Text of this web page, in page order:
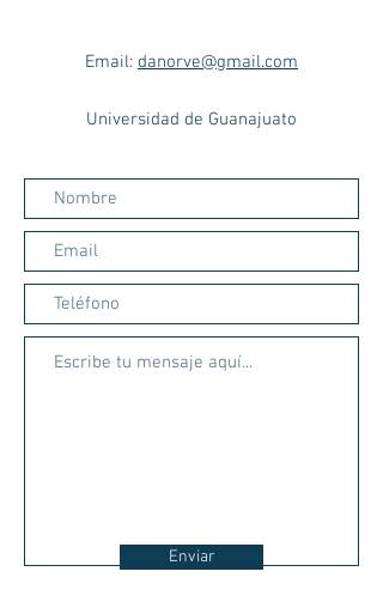
Email: danorve@gmail.com
Universidad de Guanajuato
Enviar